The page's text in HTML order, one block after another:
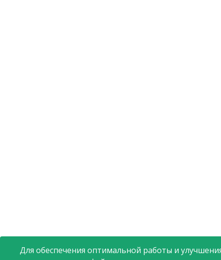
Для обеспечения оптимальной работы и